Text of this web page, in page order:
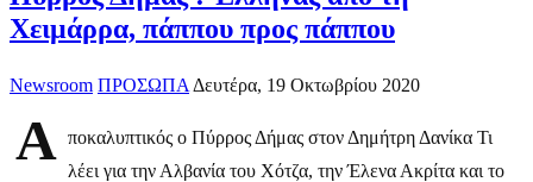
Χειμάρρα, πάππου προς πάππου
Newsroom ΠΡΟΣΩΠΑ Δευτέρα, 19 Οκτωβρίου 2020
Α ποκαλυπτικός ο Πύρρος Δήμας στον Δημήτρη Δανίκα Τι
λέει για την Αλβανία του Χότζα, την Έλενα Ακρίτα και το